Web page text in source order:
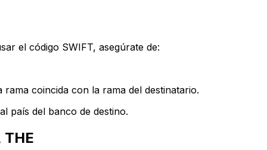
el código SWIFT, asegúrate de:
coincida con la rama del destinatario.
país del banco de destino.
THE